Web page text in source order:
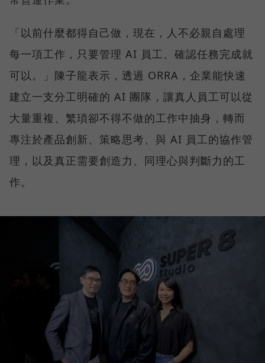
「以前什麼都得自己做，現在，人不必親自處理
每一項工作，只要管理 AI 員工、確認任務完成就
可以。」陳子龍表示，透過 ORRA，企業能快速
建立一支分工明確的 AI 團隊，讓真人員工可以從
大量重複、繁瑣卻不得不做的工作中抽身，轉而
專注於產品創新、策略思考、與 AI 員工的協作管
理，以及真正需要創造力、同理心與判斷力的工
作。